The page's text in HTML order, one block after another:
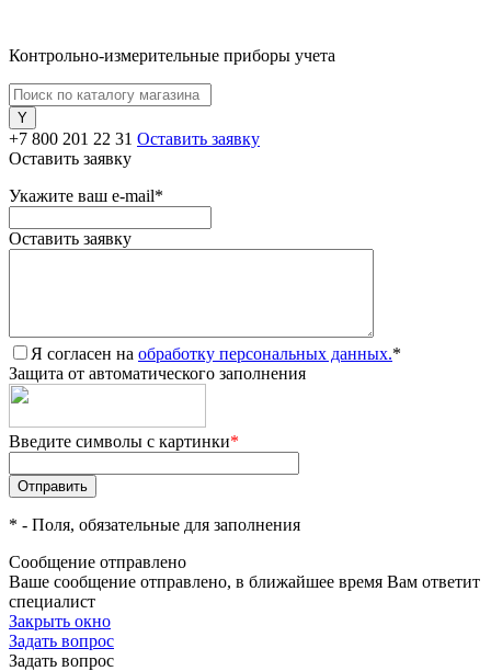
Контрольно-измерительные приборы учета
+7 800 201 22 31 Оставить заявку
Оставить заявку
Укажите ваш e-mail*
Оставить заявку
Я согласен на обработку персональных данных.*
Защита от автоматического заполнения
Введите символы с картинки*
* - Поля, обязательные для заполнения
Сообщение отправлено
Ваше сообщение отправлено, в ближайшее время Вам ответит
специалист
Закрыть окно
Задать вопрос
Задать вопрос